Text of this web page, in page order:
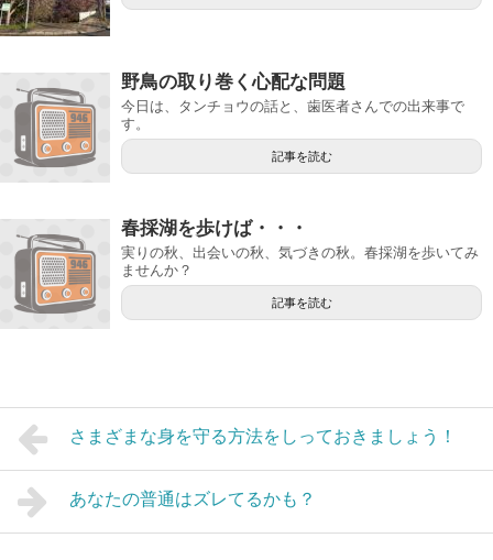
野鳥の取り巻く心配な問題
今日は、タンチョウの話と、歯医者さんでの出来事で
す。
記事を読む
春採湖を歩けば・・・
実りの秋、出会いの秋、気づきの秋。春採湖を歩いてみ
ませんか？
記事を読む
さまざまな身を守る方法をしっておきましょう！
あなたの普通はズレてるかも？